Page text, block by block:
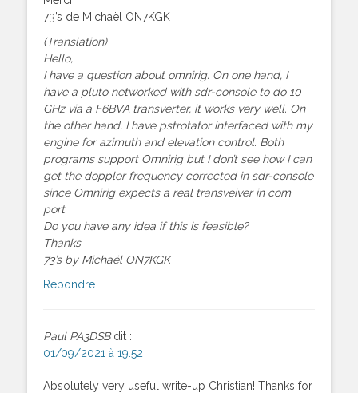
73’s de Michaël ON7KGK
(Translation)
Hello,
I have a question about omnirig. On one hand, I
have a pluto networked with sdr-console to do 10
GHz via a F6BVA transverter, it works very well. On
the other hand, I have pstrotator interfaced with my
engine for azimuth and elevation control. Both
programs support Omnirig but I don’t see how I can
get the doppler frequency corrected in sdr-console
since Omnirig expects a real transveiver in com
port.
Do you have any idea if this is feasible?
Thanks
73’s by Michaël ON7KGK
Répondre
Paul PA3DSB dit :
01/09/2021 à 19:52
Absolutely very useful write-up Christian! Thanks for